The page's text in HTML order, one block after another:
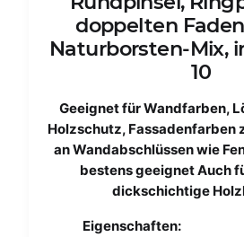
doppelten
Naturborsten-Mix,
10
Geeignet für Wandfarben,
Holzschutz, Fassadenfarben
an Wandabschlüssen wie
bestens geeignet Auch
dickschichtige
Eigenschaften: